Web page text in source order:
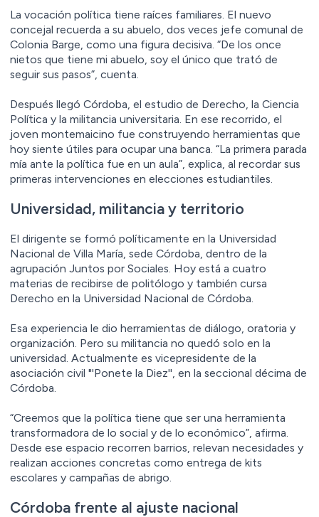
La vocación política tiene raíces familiares. El nuevo
concejal recuerda a su abuelo, dos veces jefe comunal de
Colonia Barge, como una figura decisiva. “De los once
nietos que tiene mi abuelo, soy el único que trató de
seguir sus pasos”, cuenta.
Después llegó Córdoba, el estudio de Derecho, la Ciencia
Política y la militancia universitaria. En ese recorrido, el
joven montemaicino fue construyendo herramientas que
hoy siente útiles para ocupar una banca. “La primera parada
mía ante la política fue en un aula”, explica, al recordar sus
primeras intervenciones en elecciones estudiantiles.
Universidad, militancia y territorio
El dirigente se formó políticamente en la Universidad
Nacional de Villa María, sede Córdoba, dentro de la
agrupación Juntos por Sociales. Hoy está a cuatro
materias de recibirse de politólogo y también cursa
Derecho en la Universidad Nacional de Córdoba.
Esa experiencia le dio herramientas de diálogo, oratoria y
organización. Pero su militancia no quedó solo en la
universidad. Actualmente es vicepresidente de la
asociación civil "'Ponete la Diez'', en la seccional décima de
Córdoba.
“Creemos que la política tiene que ser una herramienta
transformadora de lo social y de lo económico”, afirma.
Desde ese espacio recorren barrios, relevan necesidades y
realizan acciones concretas como entrega de kits
escolares y campañas de abrigo.
Córdoba frente al ajuste nacional